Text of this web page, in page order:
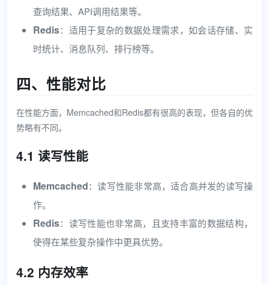
查询结果、API调用结果等。
Redis：适用于复杂的数据处理需求，如会话存储、实
时统计、消息队列、排行榜等。
四、性能对比
在性能方面，Memcached和Redis都有很高的表现，但各自的优
势略有不同。
4.1 读写性能
Memcached：读写性能非常高，适合高并发的读写操
作。
Redis：读写性能也非常高，且支持丰富的数据结构，
使得在某些复杂操作中更具优势。
4.2 内存效率